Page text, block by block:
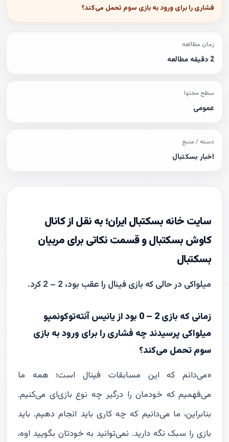
فشاری را برای ورود به بازی سوم تحمل می‌کند؟
زمان مطالعه
2 دقیقه مطالعه
سطح محتوا
عمومی
دسته / منبع
اخبار بسکتبال
سایت خانه بسکتبال ایران؛ به نقل از کانال
کاوش بسکتبال و قسمت نکاتی برای مربیان
بسکتبال
میلواکی در حالی که بازی فینال را عقب بود، 2 – 2 کرد.
زمانی که بازی 2 – 0 بود از یانیس آنته‌توکونمپو
میلواکی پرسیدند چه فشاری را برای ورود به بازی
سوم تحمل می‌کند؟
«می‌دانم که این مسابقات فینال است؛ همه ما
می‌فهمیم که خودمان را درگیر چه نوع بازی‌ای می‌کنیم.
بنابراین، ما می‌دانیم که چه کاری باید انجام دهیم. باید
بازی را سبک نگه دارید. نمی‌توانید به خودتان بگویید اوه،